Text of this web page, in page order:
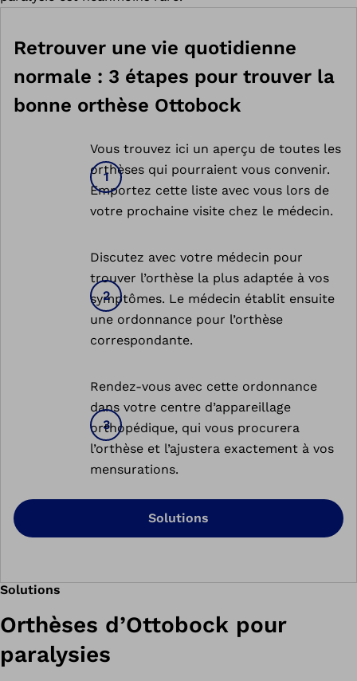
Retrouver une vie quotidienne
normale : 3 étapes pour trouver la
bonne orthèse Ottobock
Vous trouvez ici un aperçu de toutes les
orthèses qui pourraient vous convenir.
Emportez cette liste avec vous lors de
votre prochaine visite chez le médecin.
Discutez avec votre médecin pour
trouver l’orthèse la plus adaptée à vos
symptômes. Le médecin établit ensuite
une ordonnance pour l’orthèse
correspondante.
Rendez-vous avec cette ordonnance
dans votre centre d’appareillage
orthopédique, qui vous procurera
l’orthèse et l’ajustera exactement à vos
mensurations.
Solutions
Solutions
Orthèses d’Ottobock pour
paralysies